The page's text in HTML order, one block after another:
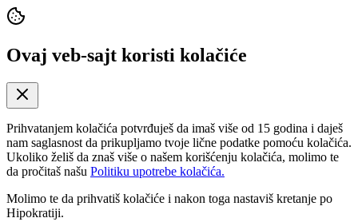
Ovaj veb-sajt koristi kolačiće
Prihvatanjem kolačića potvrđuješ da imaš više od 15 godina i daješ
nam saglasnost da prikupljamo tvoje lične podatke pomoću kolačića.
Ukoliko želiš da znaš više o našem korišćenju kolačića, molimo te
da pročitaš našu Politiku upotrebe kolačića.
Molimo te da prihvatiš kolačiće i nakon toga nastaviš kretanje po
Hipokratiji.